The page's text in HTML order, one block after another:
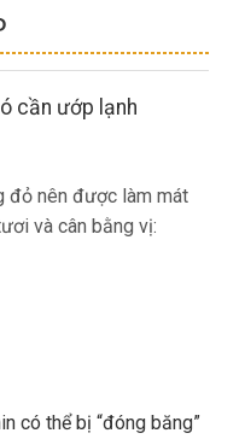
cần ướp lạnh
đỏ nên được làm mát
và cân bằng vị:
có thể bị “đóng băng”